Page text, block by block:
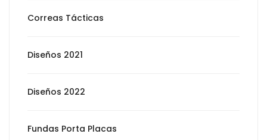
Correas Tácticas
Diseños 2021
Diseños 2022
Fundas Porta Placas